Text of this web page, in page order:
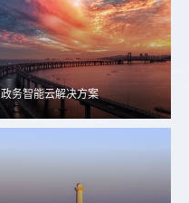
政务智能云解决方案